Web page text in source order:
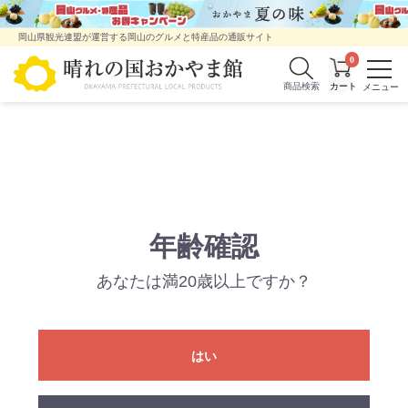
岡山県観光連盟が運営する岡山のグルメと特産品の通販サイト
商品検索
0
年齢確認
あなたは満20歳以上ですか？
はい